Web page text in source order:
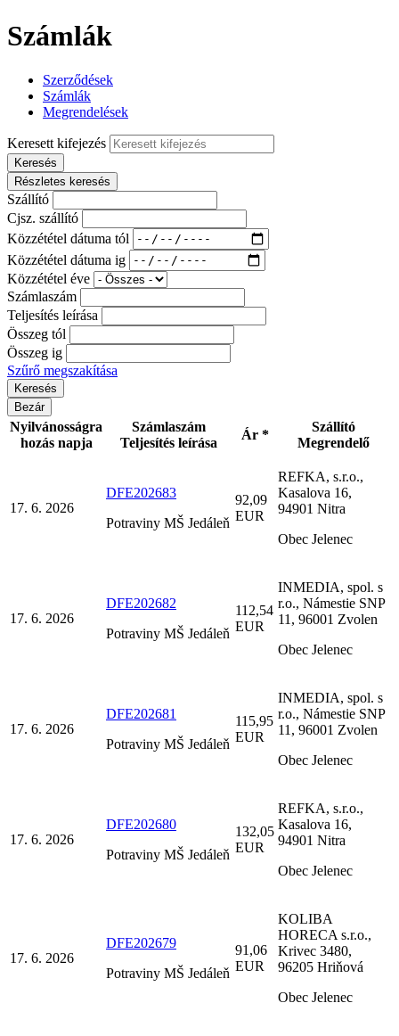
Számlák
Szerződések
Számlák
Megrendelések
Keresett kifejezés
Keresés
Részletes keresés
Szállító
Cjsz. szállító
Közzététel dátuma tól
Közzététel dátuma ig
Közzététel éve
Számlaszám
Teljesítés leírása
Összeg tól
Összeg ig
Szűrő megszakítása
Bezár
Nyilvánosságra
hozás napja
Számlaszám
Teljesítés leírása
Ár *
Szállító
Megrendelő
17. 6. 2026
DFE202683
Potraviny MŠ Jedáleň
92,09
EUR
REFKA, s.r.o.,
Kasalova 16,
94901 Nitra
Obec Jelenec
17. 6. 2026
DFE202682
Potraviny MŠ Jedáleň
112,54
EUR
INMEDIA, spol. s
r.o., Námestie SNP
11, 96001 Zvolen
Obec Jelenec
17. 6. 2026
DFE202681
Potraviny MŠ Jedáleň
115,95
EUR
INMEDIA, spol. s
r.o., Námestie SNP
11, 96001 Zvolen
Obec Jelenec
17. 6. 2026
DFE202680
Potraviny MŠ Jedáleň
132,05
EUR
REFKA, s.r.o.,
Kasalova 16,
94901 Nitra
Obec Jelenec
17. 6. 2026
DFE202679
Potraviny MŠ Jedáleň
91,06
EUR
KOLIBA
HORECA s.r.o.,
Krivec 3480,
96205 Hriňová
Obec Jelenec